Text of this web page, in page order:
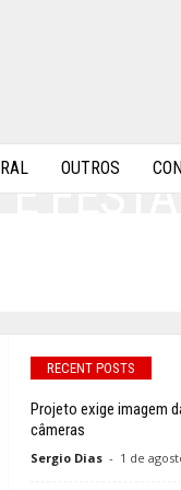
OUTROS
RECENT POSTS
Projeto exige imagem
câmeras
Sergio Dias - 1 de